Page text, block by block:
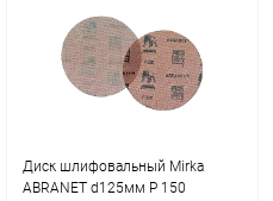
Диск шлифовальный Mirka
ABRANET d125мм P 150